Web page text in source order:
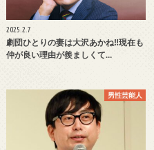
2025.2.7
劇団ひとりの妻は大沢あかね‼現在も
仲が良い理由が羨ましくて…
男性芸能人